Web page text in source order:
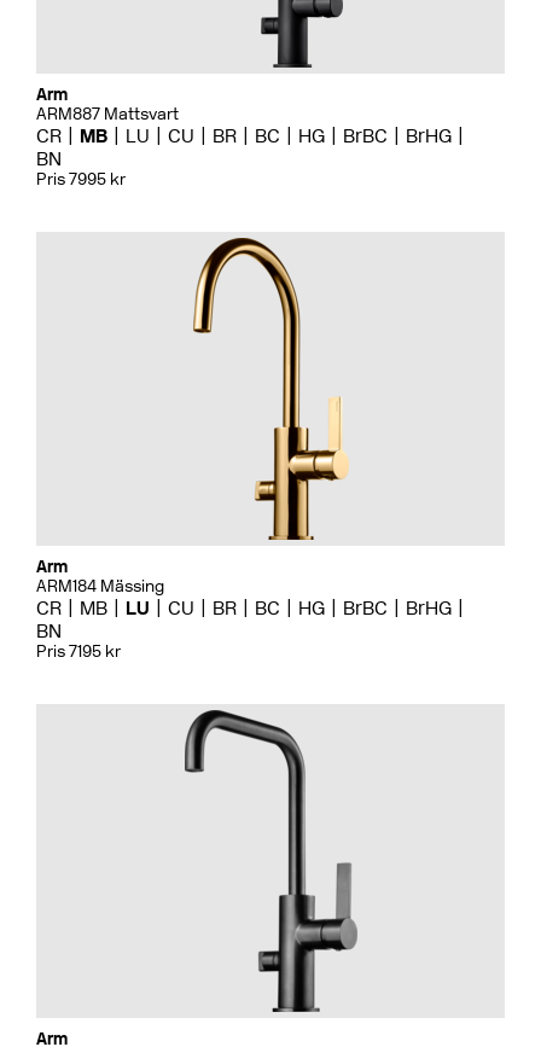
Arm
ARM887 Mattsvart
CR MB LU CU BR BC HG BrBC
BrHG
BN
Pris 7995 kr
Arm
ARM184 Mässing
CR MB LU CU BR BC HG BrBC
BrHG
BN
Pris 7195 kr
Arm